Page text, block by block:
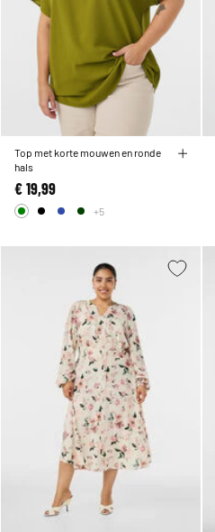
Top met korte mouwen en ronde
hals
€ 19,99
+5